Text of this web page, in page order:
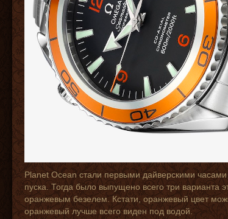
Planet Ocean стали первыми дайверскими
пуска. Тогда было выпущено всего три
оранжевым безелем. Кстати, оранжевый цвет
оранжевый лучше всего виден под водой.